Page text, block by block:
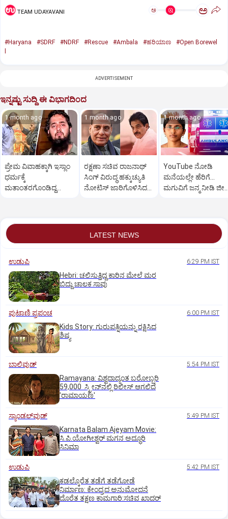
TEAM UDAYAVANI ಅ ಅ
#Haryana #SDRF #NDRF #Rescue #Ambala #ಹರಿಯಾಣ
#Open Borewel
ADVERTISEMENT
ಇನ್ನಷ್ಟು ಸುದ್ದಿ ಈ ವಿಭಾಗದಿಂದ
1 month ago
ಪ್ರೇಮ ವಿವಾಹಕ್ಕಾಗಿ ಇಸ್ಲಾಂ
ಧರ್ಮಕ್ಕೆ
ಮತಾಂತರಗೊಂಡಿದ್ದ
1 month ago
ರಕ್ಷಣಾ ಸಚಿವ ರಾಜನಾಥ್
ಸಿಂಗ್ ವಿರುದ್ಧ ಹಕ್ಕುಚ್ಯುತಿ
ನೋಟಿಸ್ ಜಾರಿಗೊಳಿಸಿದ
1 month ago
YouTube ನೋಡಿ
ಮನೆಯಲ್ಲೇ ಹೆರಿಗೆ...
ಮಗುವಿಗೆ ಜನ್ಮ ನೀಡಿ
LATEST NEWS
ಉಡುಪಿ 6:29 PM IST
Hebri: ಚಲಿಸುತ್ತಿದ್ದ ಕಾರಿನ ಮೇಲೆ ಮರ
ಬಿದ್ದು ಚಾಲಕ ಸಾವು
ಪುಟಾಣಿ ಪ್ರಪಂಚ 6:00 PM IST
Kids Story: ಗುರುಪತ್ನಿಯನ್ನು ರಕ್ಷಿಸಿದ
ಶಿಷ್ಯ
ಬಾಲಿವುಡ್‌ 5:54 PM IST
Ramayana: ವಿಶ್ವದಾದ್ಯಂತ ಬರೋಬ್ಬರಿ
59,000 ಸ್ಕ್ರೀನ್‌ನಲ್ಲಿ ರಿಲೀಸ್‌ ಆಗಲಿದೆ
'ರಾಮಾಯಣ'
ಸ್ಯಾಂಡಲ್‌ವುಡ್‌ 5:49 PM IST
Karnata Balam Ajeyam Movie:
ಸಿ.ಪಿ.ಯೋಗೀಶ್ವರ್‌ ಮಗನ ಅದ್ಧೂರಿ
ಸಿನಿಮಾ
ಉಡುಪಿ 5:42 PM IST
ಕಡಲ್ಕೊರೆತ ತಡೆಗೆ ತಡೆಗೋಡೆ
ನಿರ್ಮಾಣ: ಕೇಂದ್ರದ ಅನುಮೋದನೆ
ದೊರೆತ ತಕ್ಷಣ ಕಾಮಗಾರಿ:ಸಚಿವ ಖಾದರ್